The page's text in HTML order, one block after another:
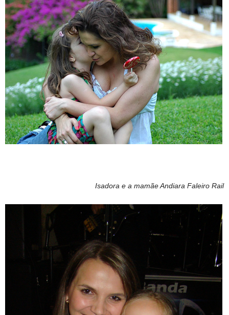
Isadora e a mamãe Andiara Faleiro Rail